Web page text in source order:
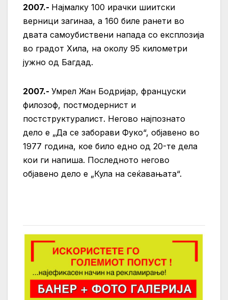
2007.- Најмалку 100 ирачки шиитски
верници загинаа, а 160 биле ранети во
двата самоубиствени напада со експлозија
во градот Хила, на околу 95 километри
јужно од Багдад.
2007.- Умрел Жан Бодријар, француски
филозоф, постмодернист и
постструктуралист. Негово најпознато
дело е „Да се заборави Фуко“, објавено во
1977 година, кое било едно од 20-те дела
кои ги напиша. Последното негово
објавено дело е „Кула на сеќавањата“.